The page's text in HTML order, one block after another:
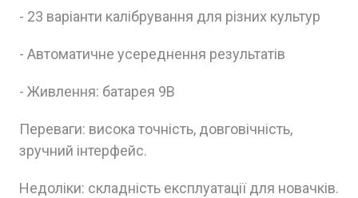
- 23 варіанти калібрування для різних культур
- Автоматичне усереднення результатів
- Живлення: батарея 9В
Переваги: висока точність, довговічність,
зручний інтерфейс.
Недоліки: складність експлуатації для новачків.